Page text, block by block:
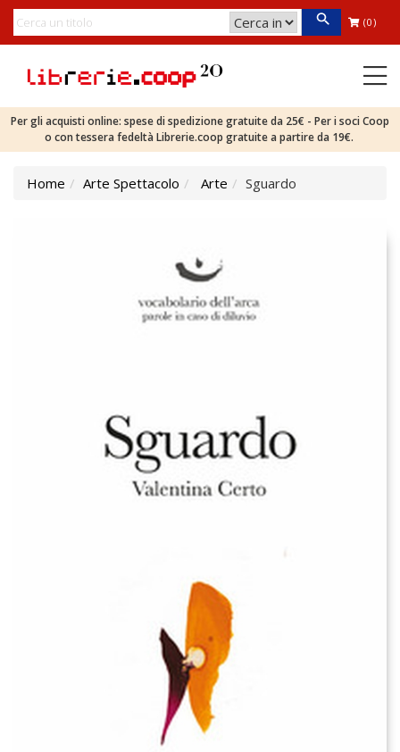
(0)
Per gli acquisti online: spese di spedizione gratuite da 25€ - Per i soci Coop
o con tessera fedeltà Librerie.coop gratuite a partire da 19€.
Home Arte Spettacolo Arte Sguardo